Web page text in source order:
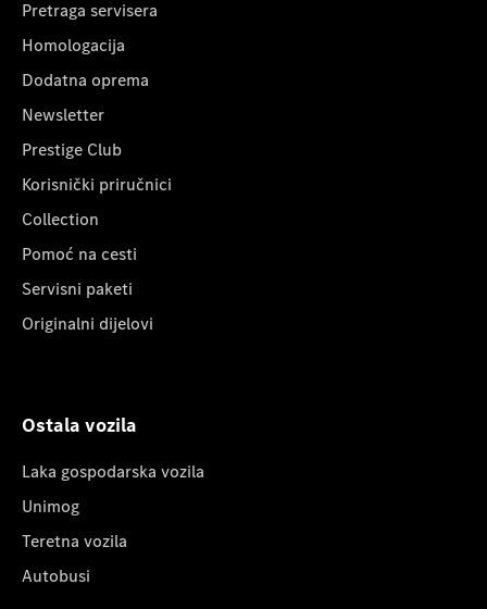
Pretraga servisera
Homologacija
Dodatna oprema
Newsletter
Prestige Club
Korisnički priručnici
Collection
Pomoć na cesti
Servisni paketi
Originalni dijelovi
Ostala vozila
Laka gospodarska vozila
Unimog
Teretna vozila
Autobusi